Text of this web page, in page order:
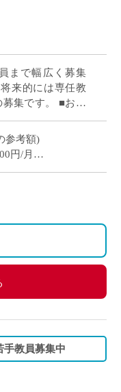
まで幅広く募集
来的には専任教
集です。 ■おす
用です。 平日1
参考額)
円/月
手教員募集中